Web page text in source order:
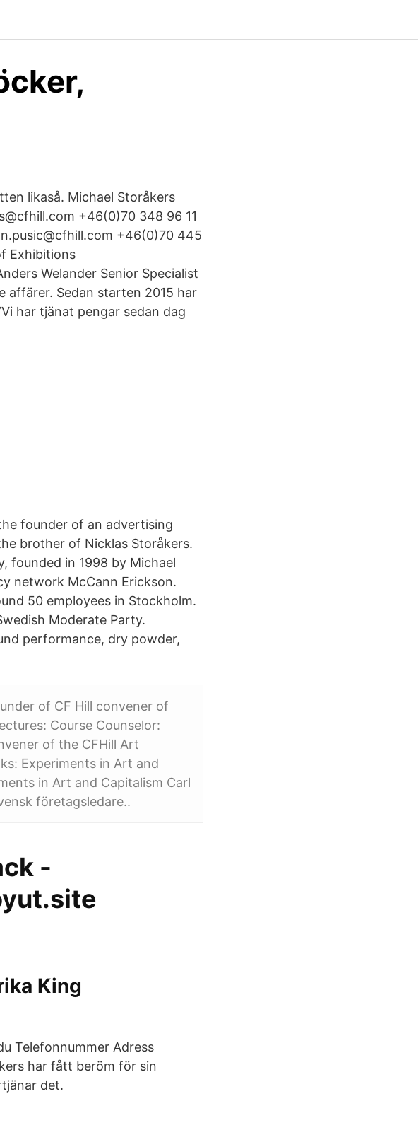
likaså. Michael Storåkers
+46(0)70 348 96 11
+46(0)70 445
Exhibitions
Welander Senior Specialist
affärer. Sedan starten 2015 har
har tjänat pengar sedan dag
founder of an advertising
brother of Nicklas Storåkers.
founded in 1998 by Michael
network McCann Erickson.
50 employees in Stockholm.
Moderate Party.
performance, dry powder,
of CF Hill convener of
Course Counselor:
of the CFHill Art
Experiments in Art and
in Art and Capitalism Carl
företagsledare..
-
King
Telefonnummer Adress
har fått beröm för sin
det.